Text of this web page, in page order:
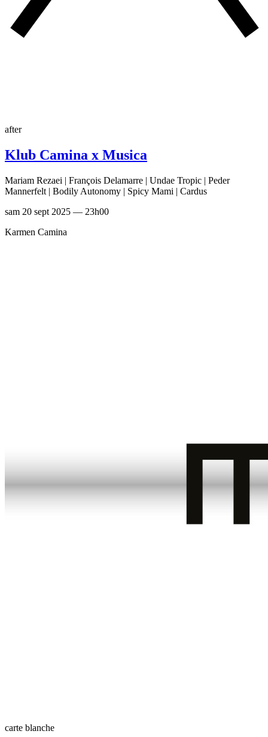
after
Klub Camina x Musica
Mariam Rezaei | François Delamarre | Undae Tropic | Peder
Mannerfelt | Bodily Autonomy | Spicy Mami | Cardus
sam 20 sept 2025 — 23h00
Karmen Camina
carte blanche